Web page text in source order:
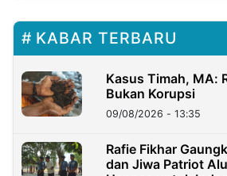
KABAR TERBARU
Kasus Timah, MA:
Bukan Korupsi
09/08/2026 - 13:35
Rafie Fikhar
dan Jiwa Patriot